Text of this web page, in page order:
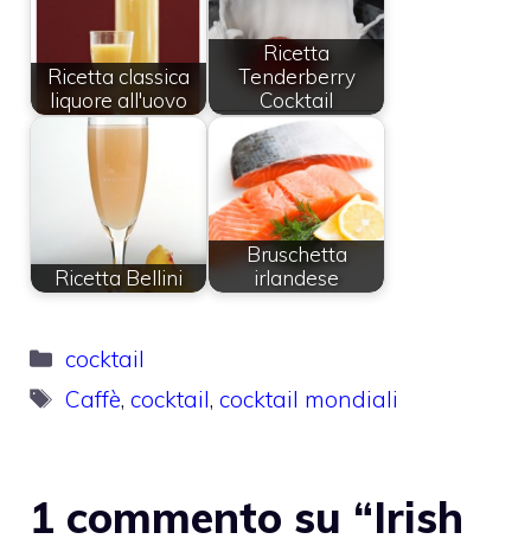
Ricetta classica
liquore all'uovo
Ricetta
Tenderberry
Cocktail
Ricetta Bellini
Bruschetta
irlandese
Categorie
cocktail
Tag
Caffè,cocktail,cocktail mondiali
1 commento su “Irish